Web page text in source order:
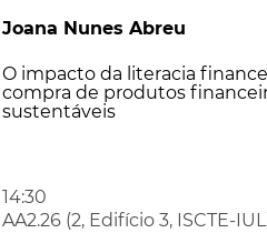
Joana Nunes Abreu
O impacto da literacia
compra de produtos
sustentáveis
14:30
AA2.26 (2, Edifício 3, ISCTE-